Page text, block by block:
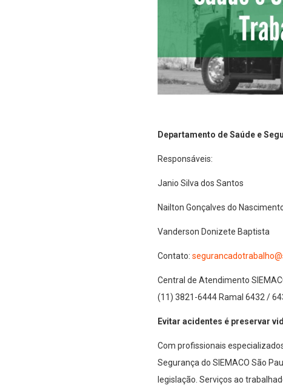
Departamento de Saúde e
Responsáveis:
Janio Silva dos Santos
Nailton Gonçalves do
Vanderson Donizete Baptista
Contato:
Central de Atendimento
(11) 3821-6444 Ramal 6432 /
Evitar acidentes é preservar
Com profissionais
Segurança do SIEMACO São
legislação. Serviços ao